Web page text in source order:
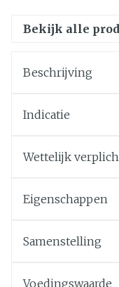
Bekijk alle
Beschrijving
Indicatie
Wettelijk
Eigenschappen
Samenstelling
Voedingswaarde